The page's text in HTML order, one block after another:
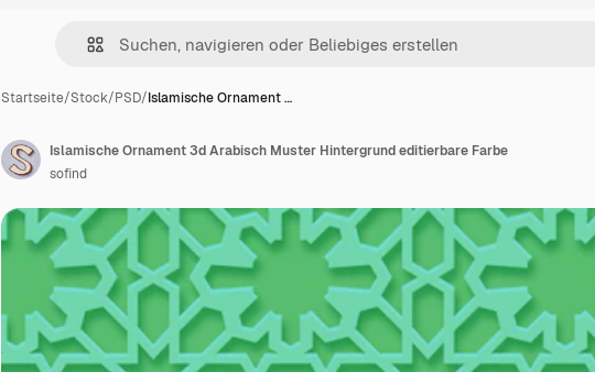
Startseite/Stock/PSD/Islamische Ornament …
Islamische Ornament 3d Arabisch Muster Hintergrund editierbare Farbe
sofind